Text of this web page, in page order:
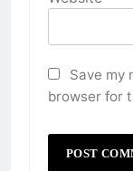
Save my
browser for